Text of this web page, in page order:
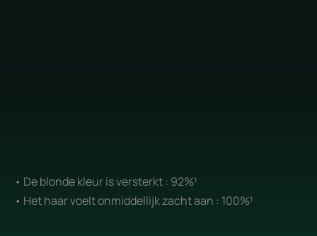
• De blonde kleur is versterkt : 92%¹
• Het haar voelt onmiddellijk zacht aan : 100%¹